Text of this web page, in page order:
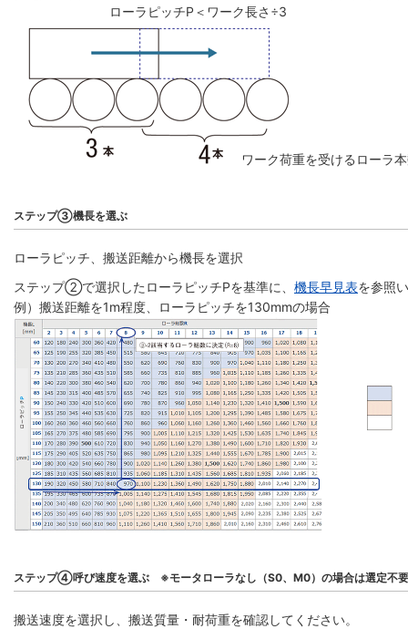
ローラピッチP＜ワーク長さ÷3
ワーク荷重を受けるローラ
ステップ③機長を選ぶ
ローラピッチ、搬送距離から機長を選択
ステップ②で選択したローラピッチPを基準に、 機長早見表を参照
例）搬送距離を1m程度、ローラピッチを130mmの場合
ステップ④呼び速度を選ぶ ※モータローラなし（S0、M0）の場合は選定不
搬送速度を選択し、搬送質量・耐荷重を確認してください。